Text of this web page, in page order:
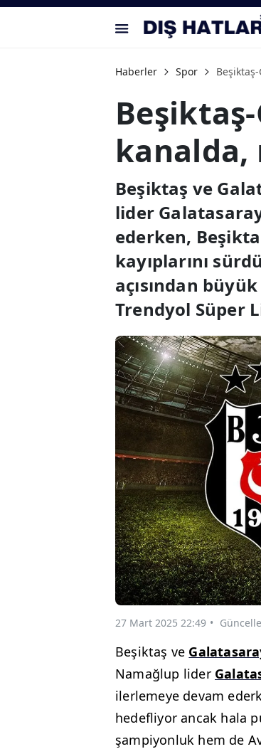
Haberler Spor
kanalda,
Beşiktaş ve
lider
ederken,
kayıplarını
açısından
Trendyol Süper
27 Mart 2025 22:49
Beşiktaş ve
Namağlup lider
ilerlemeye devam
hedefliyor ancak hala
şampiyonluk hem de